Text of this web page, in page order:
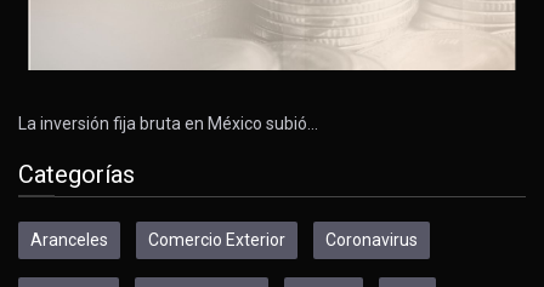
La inversión fija bruta en México subió…
Categorías
Aranceles Comercio Exterior Coronavirus